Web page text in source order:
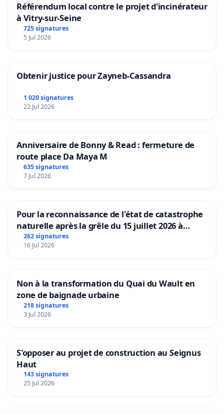
Référendum local contre le projet d'incinérateur
à Vitry-sur-Seine
725 signatures
5 Jul 2026
Obtenir justice pour Zayneb-Cassandra
1 020 signatures
22 Jul 2026
Anniversaire de Bonny & Read : fermeture de
route place Da Maya M
635 signatures
7 Jul 2026
Pour la reconnaissance de l'état de catastrophe
naturelle après la grêle du 15 juillet 2026 à
Aubenas et ses alentours
262 signatures
16 Jul 2026
Non à la transformation du Quai du Wault en
zone de baignade urbaine
218 signatures
3 Jul 2026
S'opposer au projet de construction au Seignus
Haut
143 signatures
25 Jul 2026